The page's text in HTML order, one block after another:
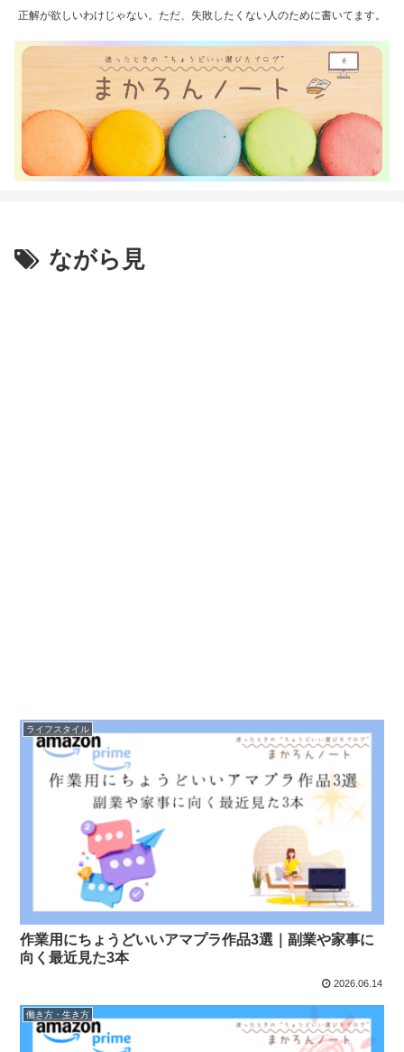
正解が欲しいわけじゃない。ただ、失敗したくない人のために書いてます。
ながら見
ライフスタイル
作業用にちょうどいいアマプラ作品3選｜副業や家事に
向く最近見た3本
2026.06.14
働き方・生き方